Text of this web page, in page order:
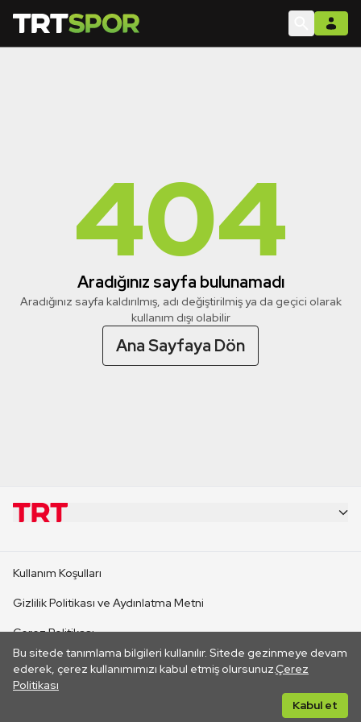
404
Aradığınız sayfa bulunamadı
Aradığınız sayfa kaldırılmış, adı değiştirilmiş ya da geçici olarak
kullanım dışı olabilir
Ana Sayfaya Dön
Bu sitede tanımlama bilgileri kullanılır. Sitede gezinmeye devam
ederek, çerez kullanımımızı kabul etmiş olursunuz.Çerez
Politikası
Kabul et
CANLI YAYINLAR
Kullanım Koşulları
Gizlilik Politikası ve Aydınlatma Metni
Çerez Politikası
İletişim
Her hakkı saklıdır. ©2026 TRT. Bağlantı yoluyla gidilen dış